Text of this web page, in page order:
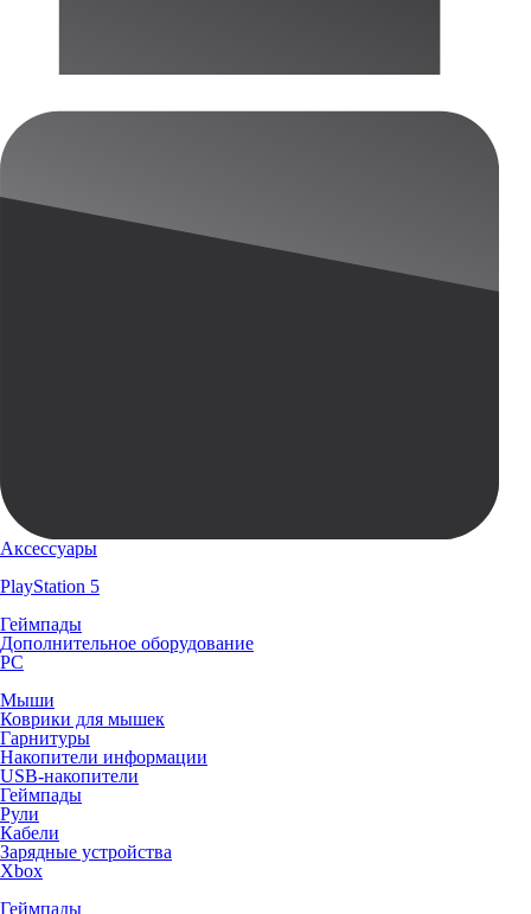
Аксессуары
PlayStation 5
Геймпады
Дополнительное оборудование
PC
Мыши
Коврики для мышек
Гарнитуры
Накопители информации
USB-накопители
Геймпады
Рули
Кабели
Зарядные устройства
Xbox
Геймпады